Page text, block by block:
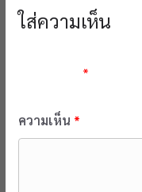
ใส่ความเห็น
*
ความเห็น *